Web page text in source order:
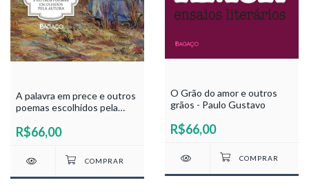
A palavra em prece e outros
poemas escolhidos pela
Silva
R$66,00
O Grão do amor e outros
grãos - Paulo Gustavo
R$66,00